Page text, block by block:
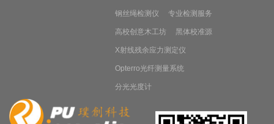
钢丝绳检测仪 专业检测服务
高校创意木工坊 黑体校准源
X射线残余应力测定仪
Opterro光纤测量系统
分光光度计